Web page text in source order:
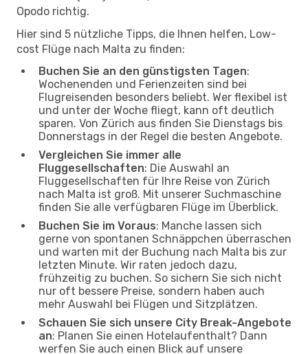
Opodo richtig.
Hier sind 5 nützliche Tipps, die Ihnen helfen, Low-
cost Flüge nach Malta zu finden:
Buchen Sie an den günstigsten Tagen:
Wochenenden und Ferienzeiten sind bei
Flugreisenden besonders beliebt. Wer flexibel ist
und unter der Woche fliegt, kann oft deutlich
sparen. Von Zürich aus finden Sie Dienstags bis
Donnerstags in der Regel die besten Angebote.
Vergleichen Sie immer alle
Fluggesellschaften: Die Auswahl an
Fluggesellschaften für Ihre Reise von Zürich
nach Malta ist groß. Mit unserer Suchmaschine
finden Sie alle verfügbaren Flüge im Überblick.
Buchen Sie im Voraus: Manche lassen sich
gerne von spontanen Schnäppchen überraschen
und warten mit der Buchung nach Malta bis zur
letzten Minute. Wir raten jedoch dazu,
frühzeitig zu buchen. So sichern Sie sich nicht
nur oft bessere Preise, sondern haben auch
mehr Auswahl bei Flügen und Sitzplätzen.
Schauen Sie sich unsere City Break-Angebote
an: Planen Sie einen Hotelaufenthalt? Dann
werfen Sie auch einen Blick auf unsere